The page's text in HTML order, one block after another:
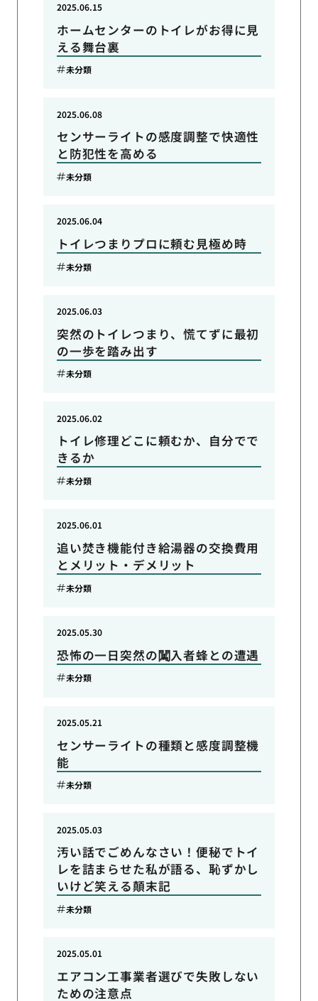
ホームセンターのトイレがお得に見
える舞台裏
2025.06.15
未分類
センサーライトの感度調整で快適性
と防犯性を高める
2025.06.08
未分類
トイレつまりプロに頼む見極め時
2025.06.04
未分類
突然のトイレつまり、慌てずに最初
の一歩を踏み出す
2025.06.03
未分類
トイレ修理どこに頼むか、自分でで
きるか
2025.06.02
未分類
追い焚き機能付き給湯器の交換費用
とメリット・デメリット
2025.06.01
未分類
恐怖の一日突然の闖入者蜂との遭遇
2025.05.30
未分類
センサーライトの種類と感度調整機
能
2025.05.21
未分類
汚い話でごめんなさい！便秘でトイ
レを詰まらせた私が語る、恥ずかし
いけど笑える顛末記
2025.05.03
未分類
エアコン工事業者選びで失敗しない
ための注意点
2025.05.01